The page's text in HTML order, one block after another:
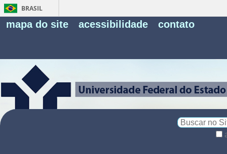
BRASIL
mapa do site acessibilidade contato